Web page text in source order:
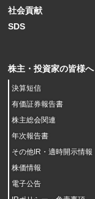
社会貢献
SDS
株主・投資家の皆様へ
決算短信
有価証券報告書
株主総会関連
年次報告書
その他IR・適時開示情報
株価情報
電子公告